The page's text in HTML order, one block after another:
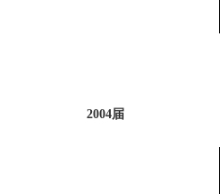
2004届